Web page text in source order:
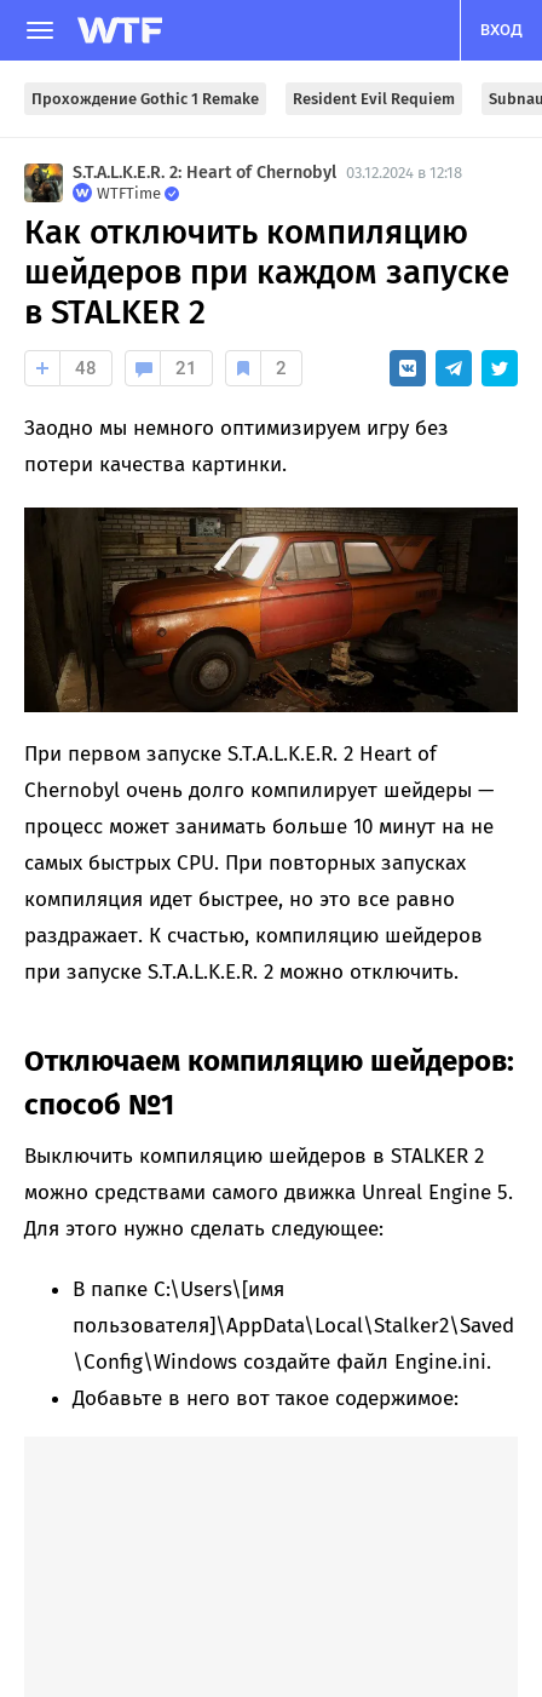
ВХОД
Прохождение Gothic 1 Remake Resident Evil Requiem
S.T.A.L.K.E.R. 2: Heart of Chernobyl 03.12.2024 в 12:18
WTFTime
Как отключить компиляцию
шейдеров при каждом запуске
в STALKER 2
48 21 2
Заодно мы немного оптимизируем игру без
потери качества картинки.
При первом запуске S.T.A.L.K.E.R. 2 Heart of
Chernobyl очень долго компилирует шейдеры —
процесс может занимать больше 10 минут на не
самых быстрых CPU. При повторных запусках
компиляция идет быстрее, но это все равно
раздражает. К счастью, компиляцию шейдеров
при запуске S.T.A.L.K.E.R. 2 можно отключить.
Отключаем компиляцию шейдеров:
способ №1
Выключить компиляцию шейдеров в STALKER 2
можно средствами самого движка Unreal Engine 5.
Для этого нужно сделать следующее:
В папке C:\Users\[имя
пользователя]\AppData\Local\Stalker2\Saved
\Config\Windows создайте файл Engine.ini.
Добавьте в него вот такое содержимое: